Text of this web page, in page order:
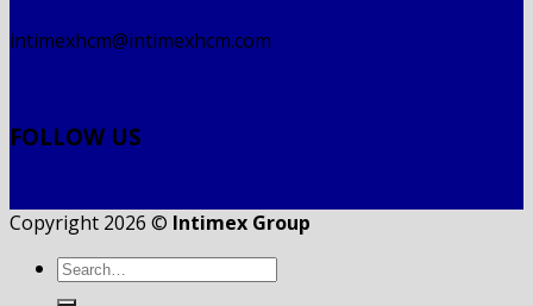
intimexhcm@intimexhcm.com
FOLLOW US
Copyright 2026 © Intimex Group